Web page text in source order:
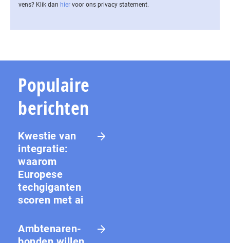
vens? Klik dan hier voor ons privacy statement.
Populaire
berichten
Kwestie van
integratie:
waarom
Europese
techgiganten
scoren met ai
Amb­te­na­ren­